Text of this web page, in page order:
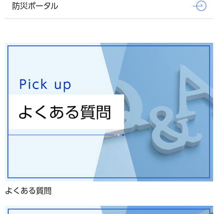
防災ポータル
よくある質問